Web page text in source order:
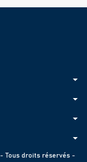
arrow_drop_down
arrow_drop_down
arrow_drop_down
arrow_drop_down
- Tous droits réservés -